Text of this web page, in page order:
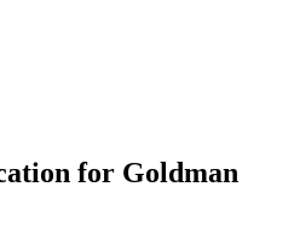
for Goldman